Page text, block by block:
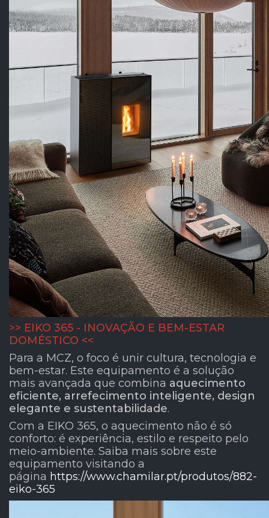
>> EIKO 365 - INOVAÇÃO E BEM-ESTAR
DOMÉSTICO <<
Para a MCZ, o foco é unir cultura, tecnologia e
bem-estar. Este equipamento é a solução
mais avançada que combina aquecimento
eficiente, arrefecimento inteligente, design
elegante e sustentabilidade.
Com a EIKO 365, o aquecimento não é só
conforto: é experiência, estilo e respeito pelo
meio-ambiente. Saiba mais sobre este
equipamento visitando a
página https://www.chamilar.pt/produtos/882-
eiko-365